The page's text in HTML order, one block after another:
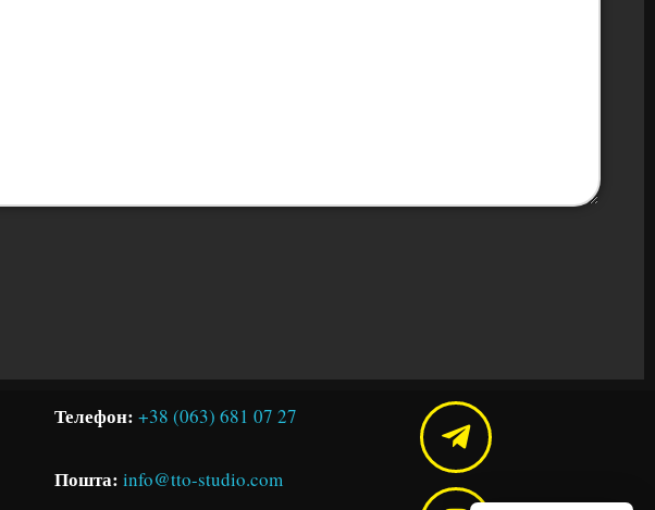
Телефон: +38 (063) 681 07 27
Пошта:info@tto-studio.com